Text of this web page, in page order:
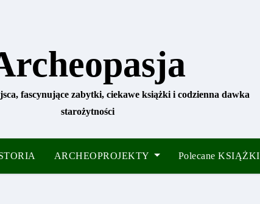
fascynujące zabytki, ciekawe książki i codzienna dawka
starożytności
ARCHEOPROJEKTY Polecane KSIĄŻKI